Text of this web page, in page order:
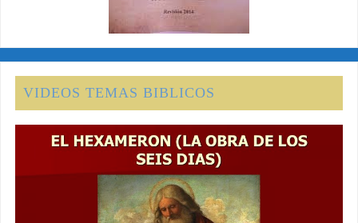
VIDEOS TEMAS BIBLICOS